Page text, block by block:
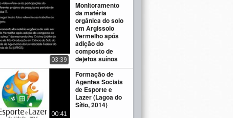
Monitoramento
da matéria
orgânica do solo
em Argissolo
Vermelho após
adição do
composto de
dejetos suínos
03:39
Formação de
Agentes Sociais
de Esporte e
Lazer (Lagoa do
Sítio, 2014)
00:41